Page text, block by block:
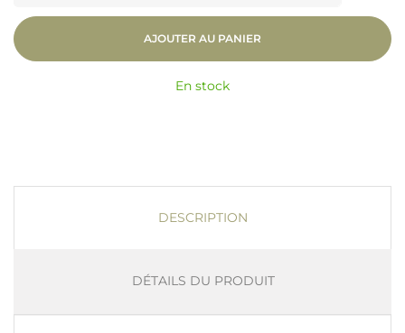
AJOUTER AU PANIER
En stock
DESCRIPTION
DÉTAILS DU PRODUIT